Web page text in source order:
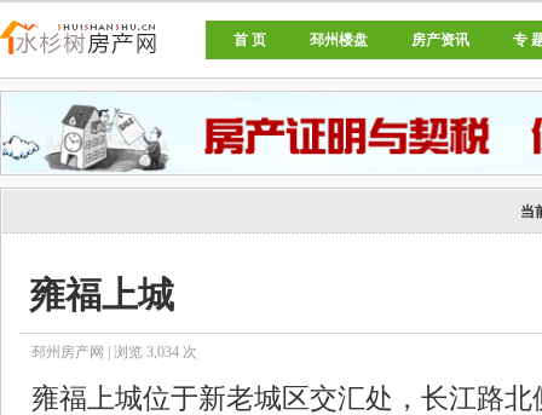
首 页 邳州楼盘 房产资讯 专
当
雍福上城
邳州房产网 | 浏览 3,034 次
雍福上城位于新老城区交汇处，长江路